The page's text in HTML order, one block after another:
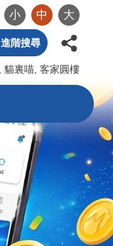
小 中 大
進階搜尋
貓裏喵 客家圓樓